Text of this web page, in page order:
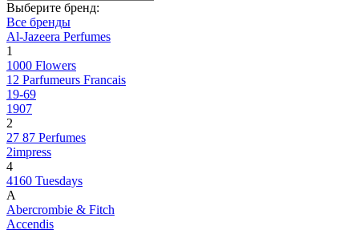
Выберите бренд:
Все бренды
Al-Jazeera Perfumes
1
1000 Flowers
12 Parfumeurs Francais
19-69
1907
2
27 87 Perfumes
2impress
4
4160 Tuesdays
A
Abercrombie & Fitch
Accendis